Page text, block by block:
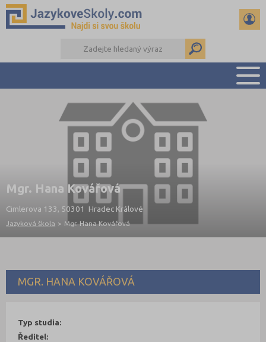
PŘEHLED ŠKOL
PŘÍPRAVA NA ZKOUŠKY A K MATURITĚ
RADY A ČLÁNKY
KONTAKTY
DALŠÍ DRUHY ŠKOL
Mgr. Hana Kovářová
Cimlerova 133, 50301 Hradec Králové
Jazyková škola > Mgr. Hana Kovářová
MGR. HANA KOVÁŘOVÁ
Typ studia:
Ředitel: